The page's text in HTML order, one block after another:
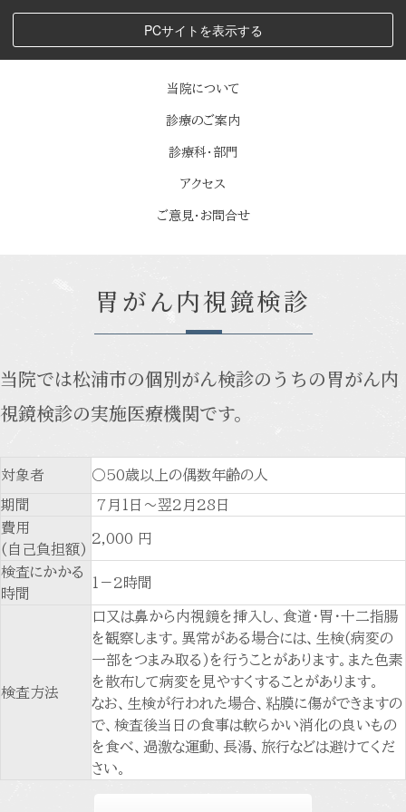
PCサイトを表示する
当院について
診療のご案内
診療科・部門
アクセス
ご意見・お問合せ
胃がん内視鏡検診
当院では松浦市の個別がん検診のうちの胃がん内
視鏡検診の実施医療機関です。
対象者 ○50歳以上の偶数年齢の人
期間
7月1日～翌2月28日
費用
(自己負担額)
2,000 円
検査にかかる
時間
1－2時間
検査方法
口又は鼻から内視鏡を挿入し、食道・胃・十二指腸
を観察します。異常がある場合には、生検(病変の
一部をつまみ取る)を行うことがあります。また色素
を散布して病変を見やすくすることがあります。
なお、生検が行われた場合、粘膜に傷ができますの
で、検査後当日の食事は軟らかい消化の良いもの
を食べ、過激な運動、長湯、旅行などは避けてくだ
さい。